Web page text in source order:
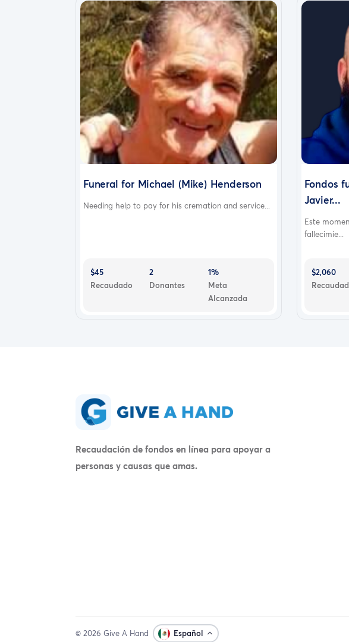
Funeral for Michael (Mike) Henderson
Needing help to pay for his cremation and service...
$45
Recaudado
2
Donantes
1%
Meta
Alcanzada
Fondos
Javier...
Este
fallecimie...
$2,060
Recaudación de fondos en línea para apoyar a
personas y causas que amas.
© 2026 Give A Hand Español